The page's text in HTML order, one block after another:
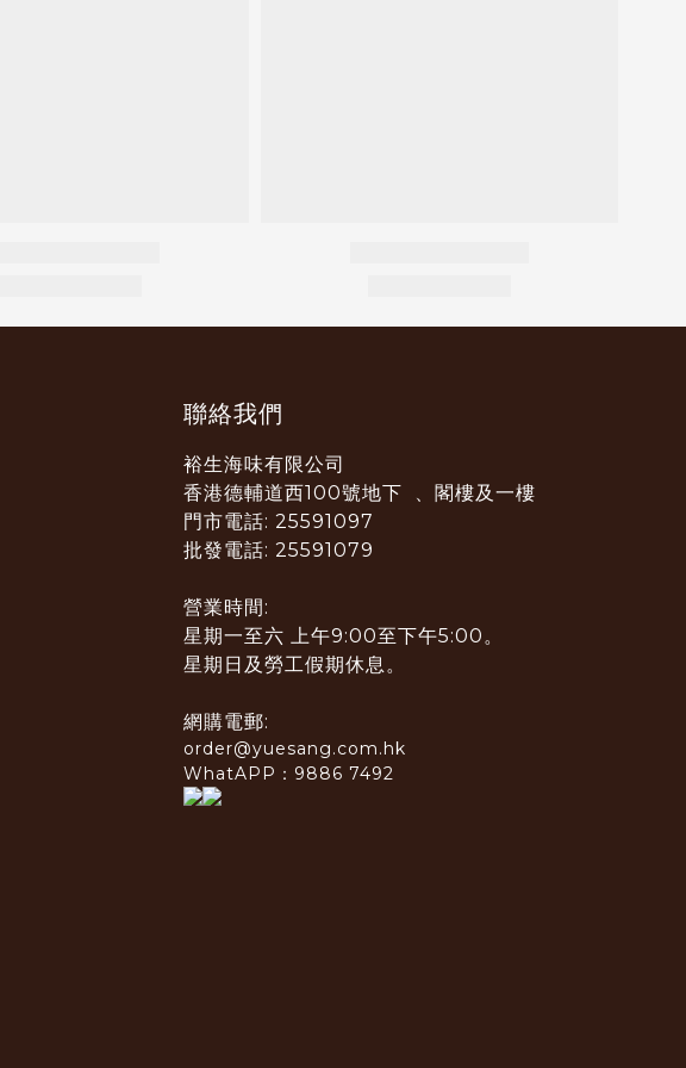
聯絡我們
裕生海味有限公司
香港德輔道西100號地下 、閣樓及一樓
門市電話: 25591097
批發電話: 25591079
營業時間:
星期一至六 上午9:00至下午5:00。
星期日及勞工假期休息。
網購電郵:
order@yuesang.com.hk
WhatAPP：9886 7492